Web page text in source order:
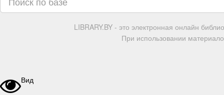
LIBRARY.BY - это электронная онлайн
При использовании
Вид